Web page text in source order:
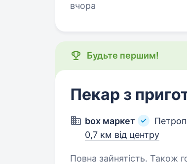
вчора
Будьте першим!
Пекар з
box маркет
0,7 км від центру
Повна зайнятість. Також